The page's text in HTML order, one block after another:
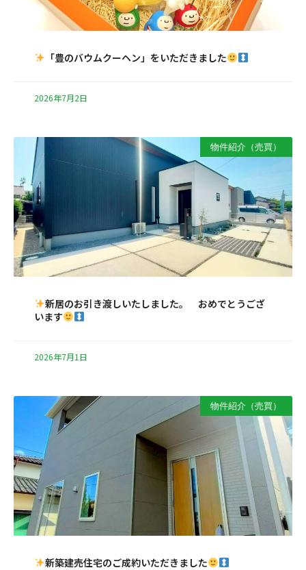
「豊のバウムクーヘン」をいただきました
2026年7月2日
物件紹介（売買）
新居のお引き渡しいたしました。 おめでとうござ
います
2026年7月1日
物件紹介（売買）
新築建売住宅のご成約いただきました